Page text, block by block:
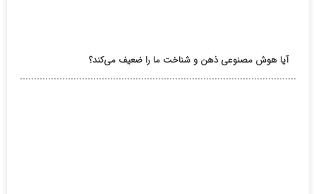
آیا هوش مصنوعی ذهن و شناخت ما را ضعیف می‌کند؟